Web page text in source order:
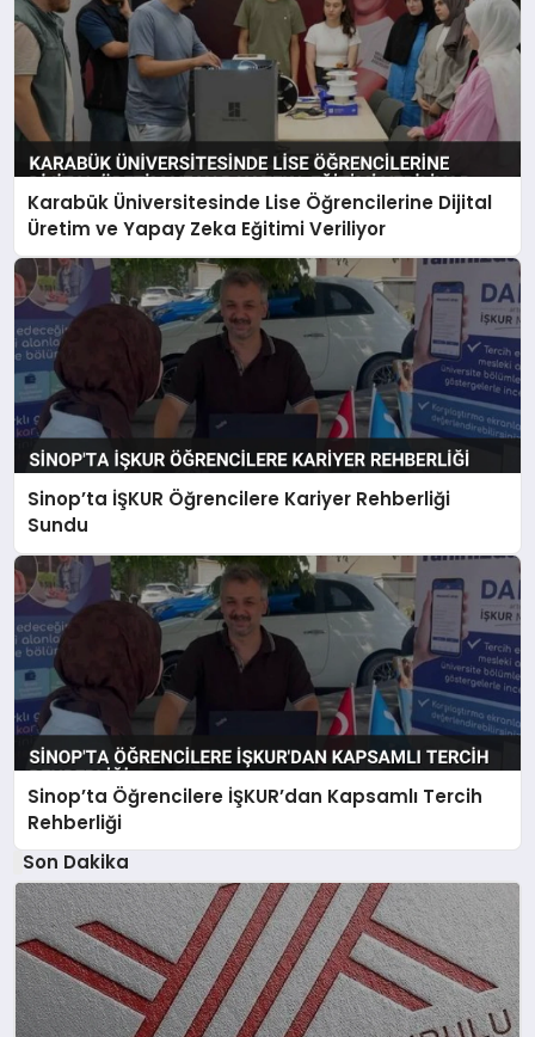
Karabük Üniversitesinde Lise Öğrencilerine Dijital
Üretim ve Yapay Zeka Eğitimi Veriliyor
Sinop’ta İŞKUR Öğrencilere Kariyer Rehberliği
Sundu
Sinop’ta Öğrencilere İŞKUR’dan Kapsamlı Tercih
Rehberliği
Son Dakika